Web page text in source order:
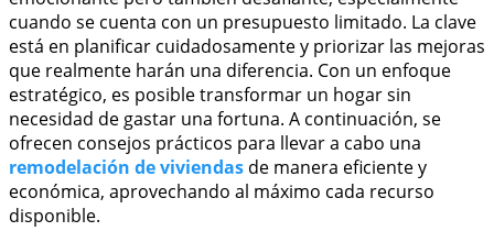
cuando se cuenta con un presupuesto limitado. La clave
está en planificar cuidadosamente y priorizar las mejoras
que realmente harán una diferencia. Con un enfoque
estratégico, es posible transformar un hogar sin
necesidad de gastar una fortuna. A continuación, se
ofrecen consejos prácticos para llevar a cabo una
remodelación de viviendas de manera eficiente y
económica, aprovechando al máximo cada recurso
disponible.